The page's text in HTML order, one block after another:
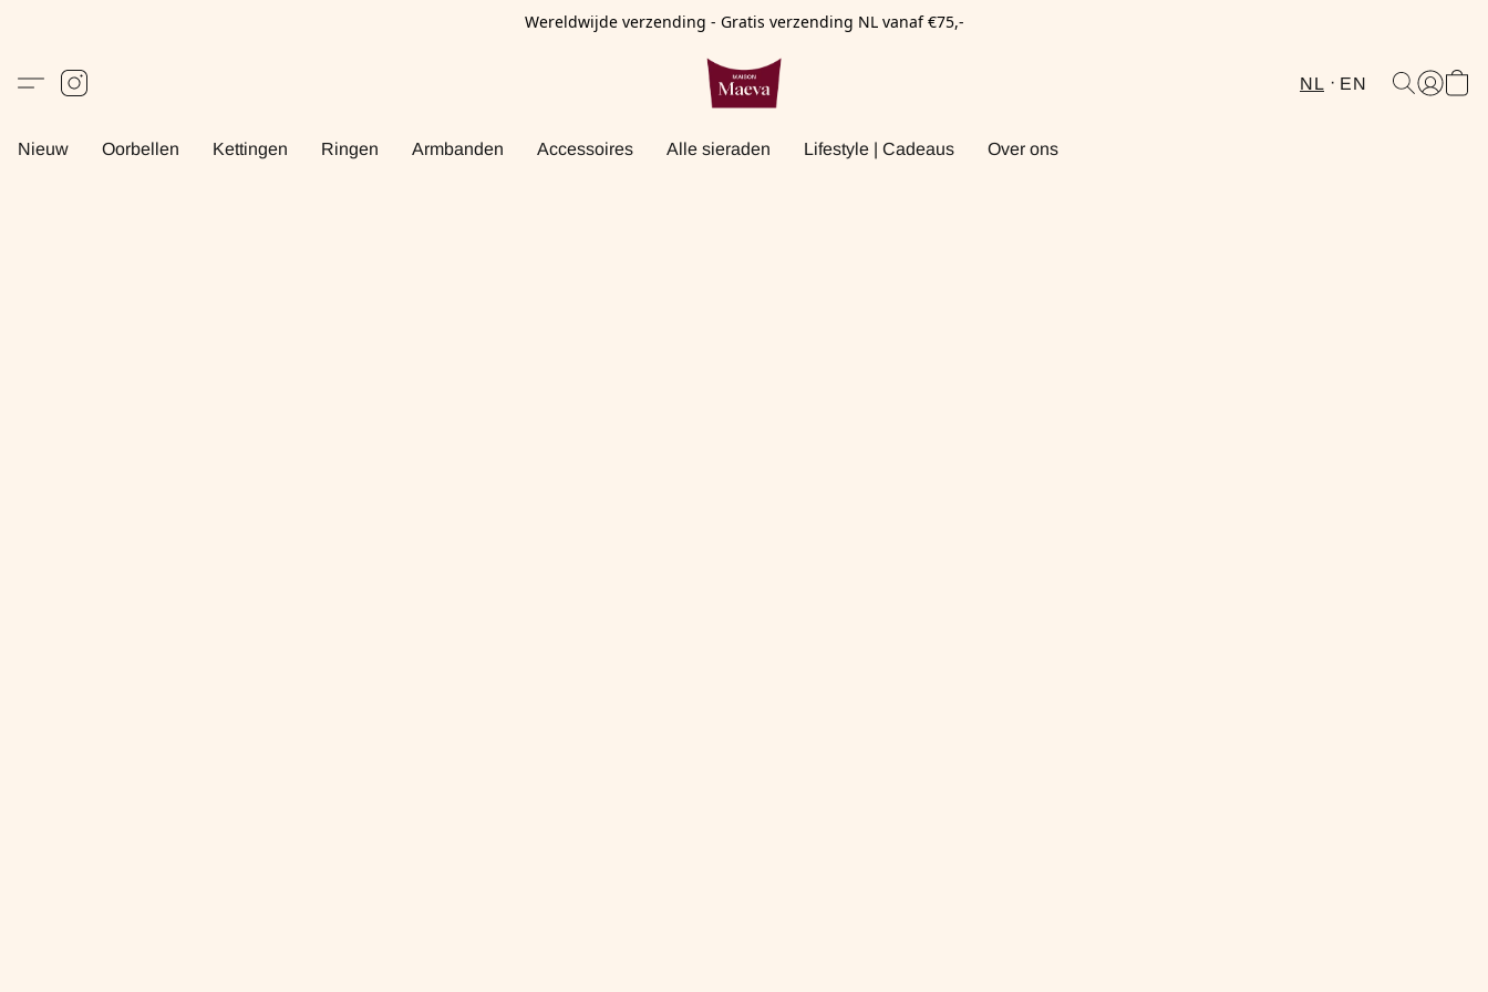
Wereldwijde verzending - Gratis verzending NL vanaf €75,-
NL EN
Nieuw Oorbellen Kettingen Ringen Armbanden Accessoires Alle sieraden Lifestyle | Cadeaus Over ons